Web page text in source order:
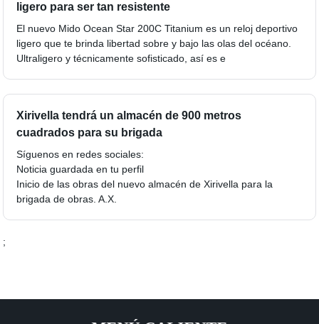
ligero para ser tan resistente
El nuevo Mido Ocean Star 200C Titanium es un reloj deportivo
ligero que te brinda libertad sobre y bajo las olas del océano.
Ultraligero y técnicamente sofisticado, así es e
Xirivella tendrá un almacén de 900 metros
cuadrados para su brigada
Síguenos en redes sociales:
Noticia guardada en tu perfil
Inicio de las obras del nuevo almacén de Xirivella para la
brigada de obras. A.X.
;